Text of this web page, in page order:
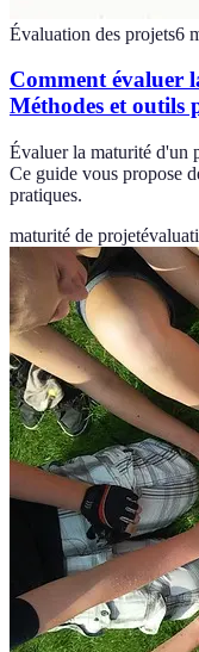
Évaluation des projets6
Comment évaluer
Méthodes et outils
Évaluer la maturité d'un
Ce guide vous propose
pratiques.
maturité de projet